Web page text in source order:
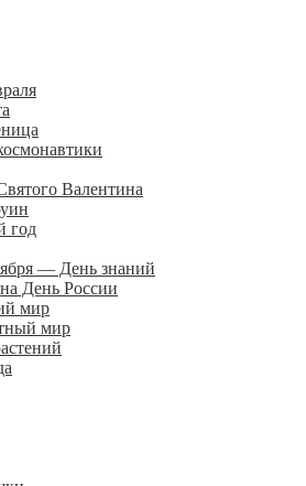
Валентина
год
— День знаний
День России
мир
мир